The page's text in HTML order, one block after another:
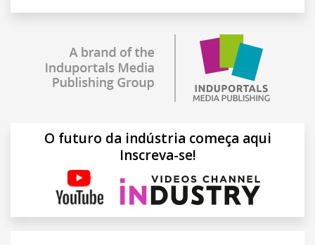
O futuro da indústria começa aqui
Inscreva-se!